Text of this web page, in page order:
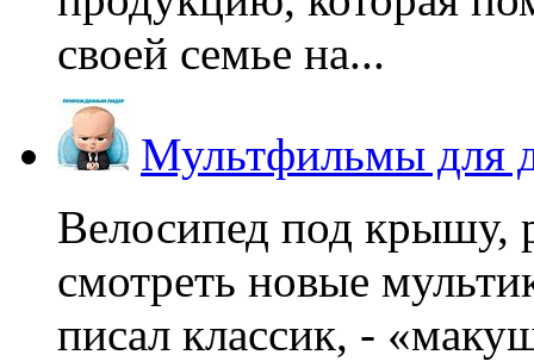
своей семье на...
Мультфильмы для
Велосипед под крышу,
смотреть новые
писал классик, -